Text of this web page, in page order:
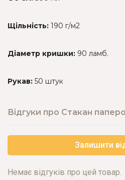
Щільність: 190 г/м2
Діаметр кришки: 90 ламб.
Рукав: 50 штук
Відгуки про Стакан
Залишити
Немає відгуків про цей товар.